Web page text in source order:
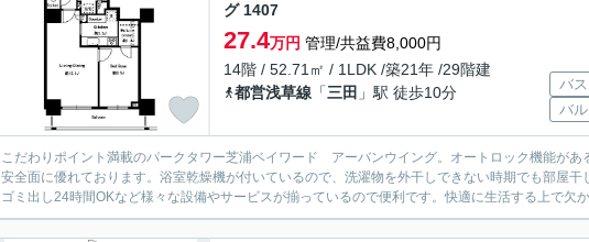
グ 1407
27.4万円 管理/共益費8,000円
14階 / 52.71㎡ / 1LDK /築21年 /29階建
都営浅草線 「三田 」駅 徒歩10分 バ
バ
こだわりポイント満載のパークタワー芝浦ベイワード アーバンウイング。オートロック機能があ
安全面に優れております。浴室乾燥機が付いているので、洗濯物を外干しできない時期でも部屋干
ゴミ出し24時間OKなど様々な設備やサービスが揃っているので便利です。快適に生活する上で欠